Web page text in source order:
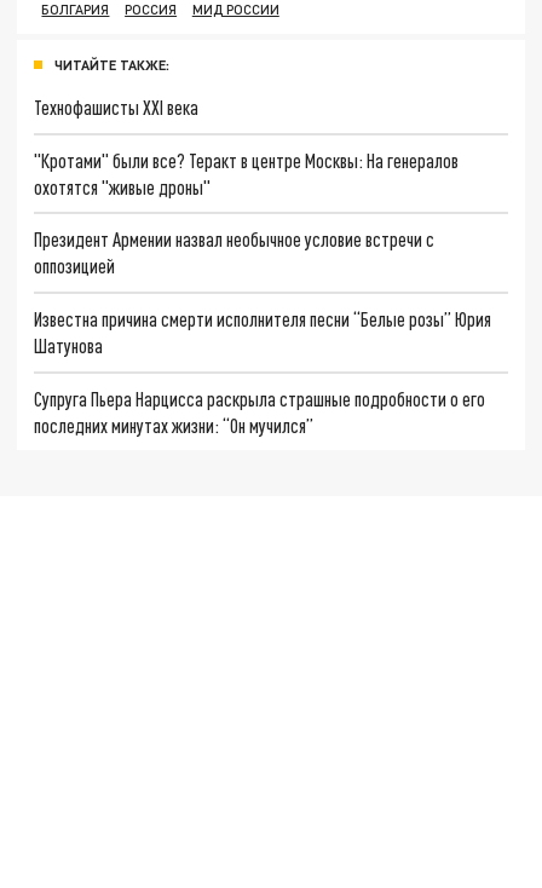
БОЛГАРИЯ
РОССИЯ МИД РОССИИ
ЧИТАЙТЕ ТАКЖЕ:
Технофашисты XXI века
"Кротами" были все? Теракт в центре Москвы: На генералов
охотятся "живые дроны"
Президент Армении назвал необычное условие встречи с
оппозицией
Известна причина смерти исполнителя песни “Белые розы” Юрия
Шатунова
Супруга Пьера Нарцисса раскрыла страшные подробности о его
последних минутах жизни: “Он мучился”